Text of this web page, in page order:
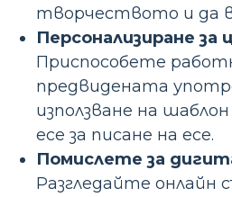
творчеството и да
Персонализиране за
Приспособете
предвидената
използване на
есе за писане на есе.
Помислете за
Разгледайте онлайн